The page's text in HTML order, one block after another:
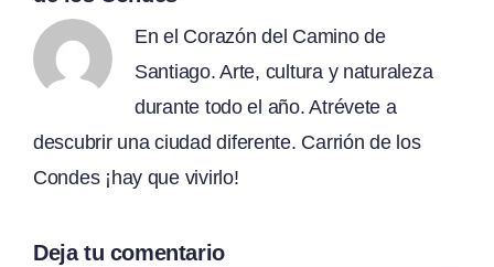
En el Corazón del Camino de
Santiago. Arte, cultura y naturaleza
durante todo el año. Atrévete a
descubrir una ciudad diferente. Carrión de los
Condes ¡hay que vivirlo!
Deja tu comentario